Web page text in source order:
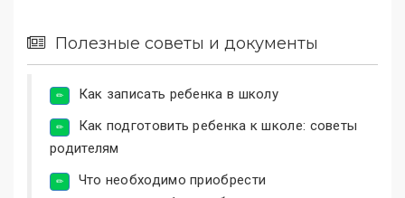
Полезные советы и документы
Как записать ребенка в школу
Как подготовить ребенка к школе: советы
родителям
Что необходимо приобрести